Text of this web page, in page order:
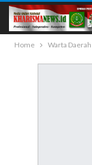
Home Warta Daerah